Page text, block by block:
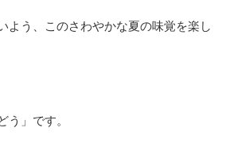
よう、このさわやかな夏の味覚を楽し
う」です。